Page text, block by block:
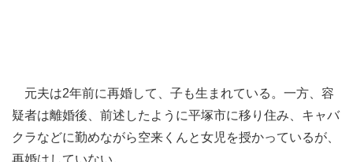
元夫は2年前に再婚して、子も生まれている。一方、容
疑者は離婚後、前述したように平塚市に移り住み、キャバ
クラなどに勤めながら空来くんと女児を授かっているが、
再婚はしていない。